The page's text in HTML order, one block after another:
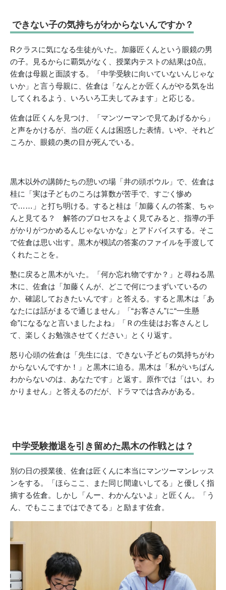
できない子の気持ちがわからないんですか？
Rクラスに気になる生徒がいた。加藤匠くんという眼鏡の男
の子。見るからに覇気がなく、授業内テストの結果は0点。
佐倉は母親と面談する。「中学受験に向いていないんじゃな
いか」と言う母親に、佐倉は「なんとか匠くんがやる気を出
してくれるよう、いろいろ工夫してみます」と応じる。
佐倉は匠くんを見つけ、「マンツーマンで見てあげるから」
と声をかけるが、当の匠くんは困惑した表情。いや、それど
ころか、眼鏡の奥の目が死んでいる。
黒木以外の講師たちの憩いの場「井の頭ボウル」で、佐倉は
桂に「実は子どものころは算数が苦手で、すごく惨め
で……」と打ち明ける。すると桂は「加藤くんの答案、ちゃ
んと見てる？ 解答のプロセスをよく見てみると、指導の手
がかりがつかめるんじゃないかな」とアドバイスする。そこ
で佐倉は思い出す。黒木が模試の答案のファイルを手渡して
くれたことを。
塾に戻ると黒木がいた。「何か忘れ物ですか？」と尋ねる黒
木に、佐倉は「加藤くんが、どこで何につまずいているの
か、確認しておきたいんです」と答える。すると黒木は「あ
なたには話がまるで通じません」「“お客さん”に“一生懸
命”になるなと言いましたよね」「Ｒの生徒はお客さんとし
て、楽しくお勉強させてください」とくり返す。
怒り心頭の佐倉は「先生には、できない子どもの気持ちがわ
からないんですか！」と黒木に迫る。黒木は「私がいちばん
わからないのは、あなたです」と返す。原作では「はい。わ
かりません」と答えるのだが、ドラマでは含みがある。
中学受験撤退を引き留めた黒木の作戦とは？
別の日の授業後、佐倉は匠くんに本当にマンツーマンレッス
ンをする。「ほらここ、また同じ間違いしてる」と優しく指
摘する佐倉。しかし「んー、わかんないよ」と匠くん。「う
ん、でもここまではできてる」と励ます佐倉。